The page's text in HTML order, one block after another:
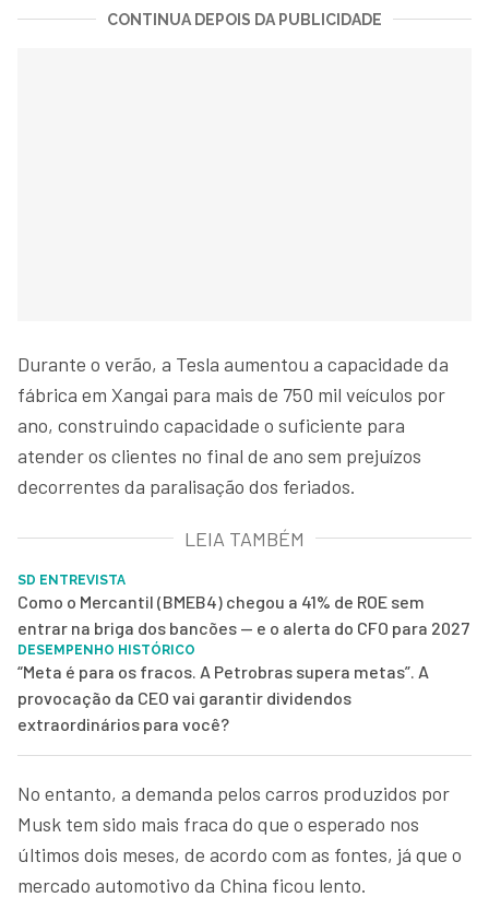
CONTINUA DEPOIS DA PUBLICIDADE
Durante o verão, a Tesla aumentou a capacidade da
fábrica em Xangai para mais de 750 mil veículos por
ano, construindo capacidade o suficiente para
atender os clientes no final de ano sem prejuízos
decorrentes da paralisação dos feriados.
LEIA TAMBÉM
SD ENTREVISTA
Como o Mercantil (BMEB4) chegou a 41% de ROE sem
entrar na briga dos bancões — e o alerta do CFO para 2027
DESEMPENHO HISTÓRICO
“Meta é para os fracos. A Petrobras supera metas”. A
provocação da CEO vai garantir dividendos
extraordinários para você?
No entanto, a demanda pelos carros produzidos por
Musk tem sido mais fraca do que o esperado nos
últimos dois meses, de acordo com as fontes, já que o
mercado automotivo da China ficou lento.